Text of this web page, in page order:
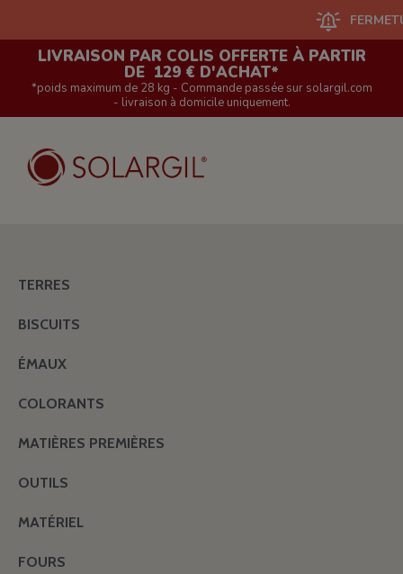
FERMETURE
LIVRAISON PAR COLIS OFFERTE À PARTIR
DE 129 € D'ACHAT*
*poids maximum de 28 kg - Commande passée sur solargil.com
- livraison à domicile uniquement.
TERRES
BISCUITS
ÉMAUX
COLORANTS
MATIÈRES PREMIÈRES
OUTILS
MATÉRIEL
FOURS